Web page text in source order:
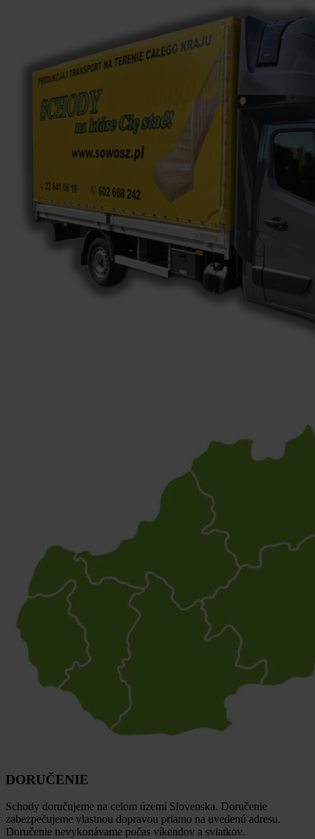
DORUČENIE
Schody doručujeme na celom území Slovenska. Doručenie
zabezpečujeme vlastnou dopravou priamo na uvedenú adresu.
Doručenie nevykonávame počas víkendov a sviatkov.